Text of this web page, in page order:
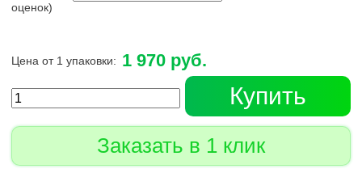
оценок)
Цена от 1 упаковки: 1 970 руб.
Купить
Заказать в 1 клик